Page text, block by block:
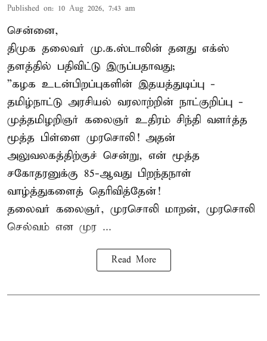
Published on: 10 Aug 2026, 7:43 am
சென்னை,
திமுக தலைவர் மு.க.ஸ்டாலின் தனது எக்ஸ்
தளத்தில் பதிவிட்டு இருப்பதாவது;
”கழக உடன்பிறப்புகளின் இதயத்துடிப்பு -
தமிழ்நாட்டு அரசியல் வரலாற்றின் நாட்குறிப்பு -
முத்தமிழறிஞர் கலைஞர் உதிரம் சிந்தி வளர்த்த
மூத்த பிள்ளை முரசொலி! அதன்
அலுவலகத்திற்குச் சென்று, என் மூத்த
சகோதரனுக்கு 85-ஆவது பிறந்தநாள்
வாழ்த்துகளைத் தெரிவித்தேன்!
தலைவர் கலைஞர், முரசொலி மாறன், முரசொலி
செல்வம் என முர ...
Read More